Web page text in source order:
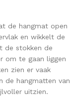
de hangmat open
en wikkelt de
de stokken de
om te gaan liggen
zien er vaak
de hangmatten van
uitzien.